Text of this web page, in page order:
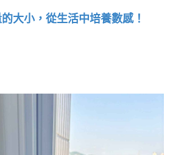
大小，從生活中培養數感！